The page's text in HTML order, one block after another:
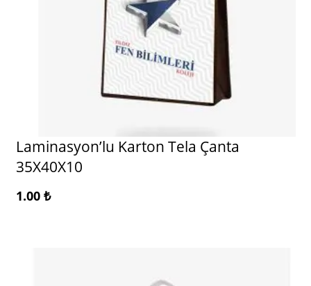
Laminasyon’lu Karton Tela Çanta
35X40X10
1.00 ₺